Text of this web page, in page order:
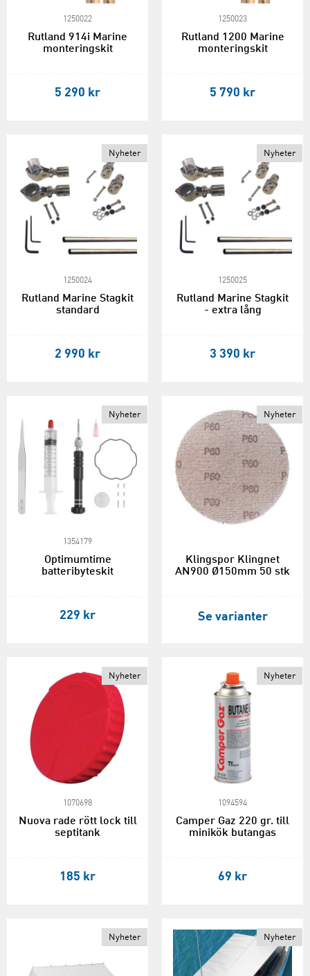
1250022
Rutland 914i Marine
monteringskit
5 290 kr
1250023
Rutland 1200 Marine
monteringskit
5 790 kr
Nyheter
1250024
Rutland Marine Stagkit
standard
2 990 kr
Nyheter
1250025
Rutland Marine Stagkit
- extra lång
3 390 kr
Nyheter
1354179
Optimumtime
batteribyteskit
229 kr
Nyheter
Klingspor Klingnet
AN900 Ø150mm 50 stk
Se varianter
Nyheter
1070698
Nuova rade rött lock till
septitank
185 kr
Nyheter
1094594
Camper Gaz 220 gr. till
minikök butangas
69 kr
Nyheter Nyheter